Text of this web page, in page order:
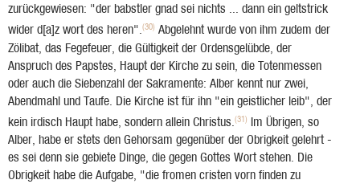
zurückgewiesen: "der babstler gnad sei nichts ... dann ein geltstrick
wider d[a]z wort des heren".(30) Abgelehnt wurde von ihm zudem der
Zölibat, das Fegefeuer, die Gültigkeit der Ordensgelübde, der
Anspruch des Papstes, Haupt der Kirche zu sein, die Totenmessen
oder auch die Siebenzahl der Sakramente: Alber kennt nur zwei,
Abendmahl und Taufe. Die Kirche ist für ihn "ein geistlicher leib", der
kein irdisch Haupt habe, sondern allein Christus.(31) Im Übrigen, so
Alber, habe er stets den Gehorsam gegenüber der Obrigkeit gelehrt -
es sei denn sie gebiete Dinge, die gegen Gottes Wort stehen. Die
Obrigkeit habe die Aufgabe, "die fromen cristen vorn finden zu